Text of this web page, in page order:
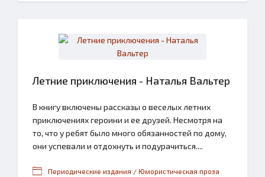
Летние приключения - Наталья Вальтер
В книгу включены рассказы о веселых летних
приключениях героини и ее друзей. Несмотря на
то, что у ребят было много обязанностей по дому,
они успевали и отдохнуть и подурачиться....
Периодические издания / Юмористическая проза